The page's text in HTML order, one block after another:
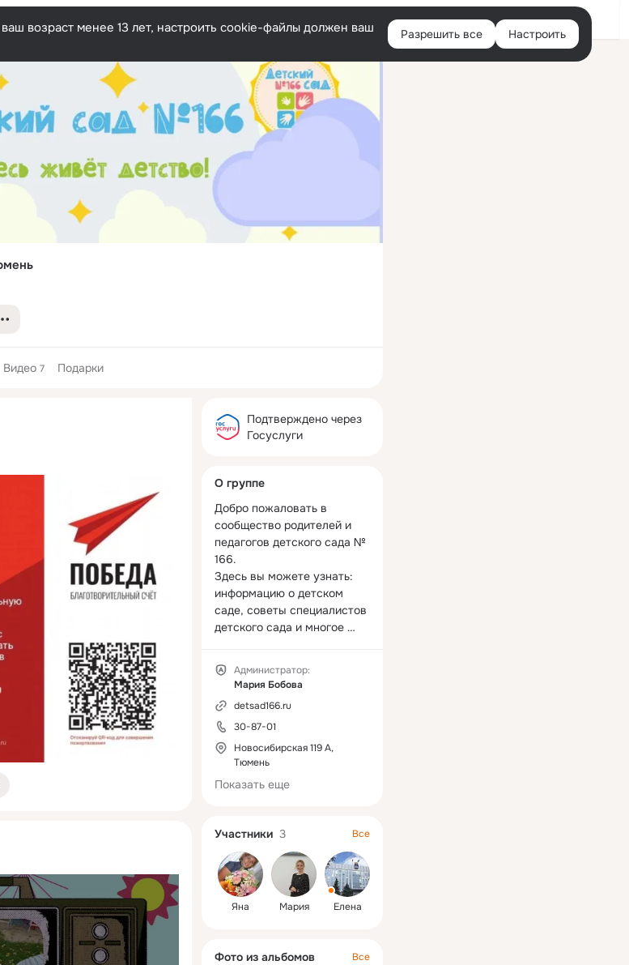
Войти
возраст менее 13 лет, настроить cookie-файлы должен ваш
Разрешить все Настроить
Видео 7 Подарки
колонка
Подтверждено через
Госуслуги
О группе
Добро пожаловать в
сообщество родителей и
педагогов детского сада №
166.
Здесь вы можете узнать:
информацию о детском
саде, советы специалистов
детского сада и многое
Мы поделимся с вами
самыми важными и
интересными событиями из
жизни групп, нашими
планами, достижениями и
успехами.
Администратор:
Мария Бобова
detsad166.ru
30-87-01
Новосибирская 119 А,
Тюмень
Показать еще
Участники 3 Все
Яна Мария Елена
Фото из альбомов Все